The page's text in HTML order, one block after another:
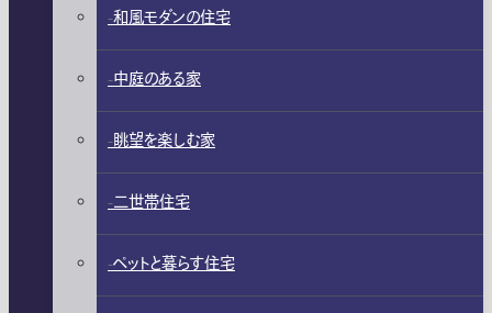
和風モダンの住宅
中庭のある家
眺望を楽しむ家
二世帯住宅
ペットと暮らす住宅